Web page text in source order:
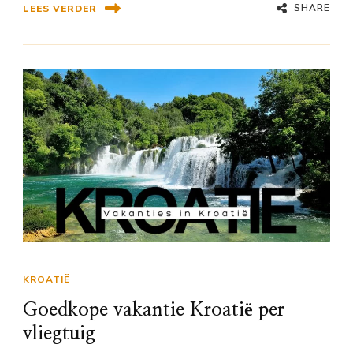
LEES VERDER SHARE
KROATIË
Goedkope vakantie Kroatië per
vliegtuig